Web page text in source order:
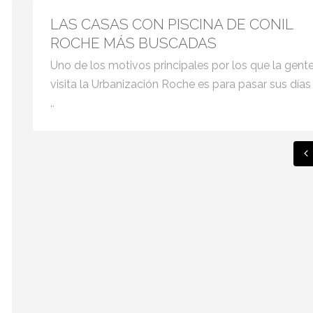
LAS CASAS CON PISCINA DE CONIL
ROCHE MÁS BUSCADAS
Uno de los motivos principales por los que la
visita la Urbanización Roche es para pasar sus
..